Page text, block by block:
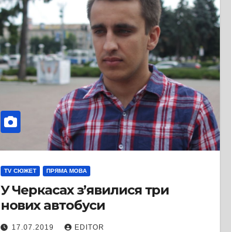
TV СЮЖЕТ ПРЯМА МОВА
У Черкасах з’явилися три
нових автобуси
17.07.2019 EDITOR